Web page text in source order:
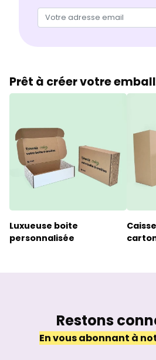
Prêt à créer votre
Luxueuse boite
personnalisée
Restons
En vous abonnant à